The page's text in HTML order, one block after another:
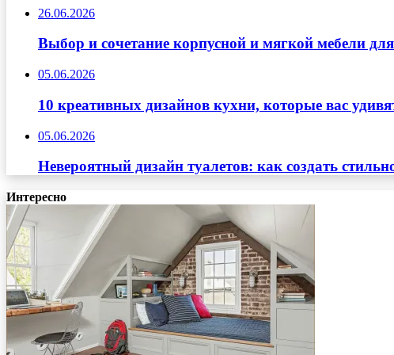
26.06.2026
Выбор и сочетание корпусной и мягкой мебели
05.06.2026
10 креативных дизайнов кухни, которые вас
05.06.2026
Невероятный дизайн туалетов: как создать
Интересно